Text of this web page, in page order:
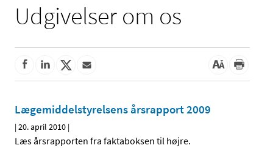
Udgivelser om os
Lægemiddelstyrelsens årsrapport 2009
|20. april 2010 |
Læs årsrapporten fra faktaboksen til højre.